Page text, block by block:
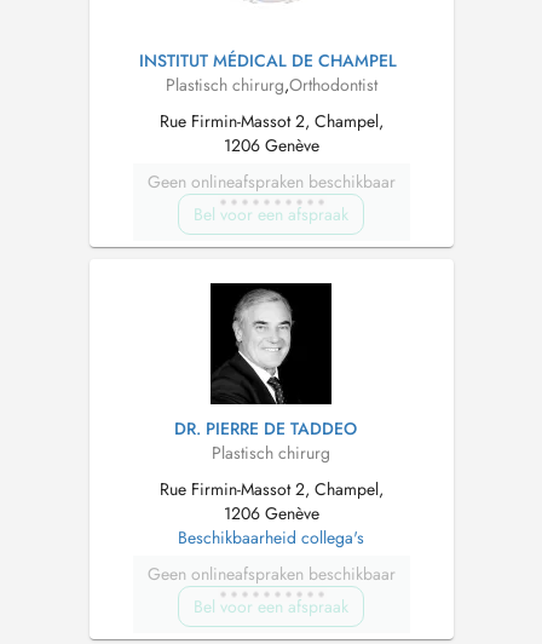
INSTITUT MÉDICAL DE CHAMPEL
Plastisch chirurg,Orthodontist
Rue Firmin-Massot 2, Champel,
1206 Genève
Geen onlineafspraken beschikbaar
Bel voor een afspraak
DR. PIERRE DE TADDEO
Plastisch chirurg
Rue Firmin-Massot 2, Champel,
1206 Genève
Beschikbaarheid collega's
Geen onlineafspraken beschikbaar
Bel voor een afspraak